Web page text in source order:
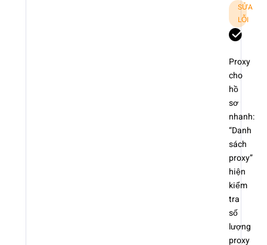
SỬA
LỖI
Proxy
cho
hồ
sơ
nhanh:
“Danh
sách
proxy”
hiện
kiểm
tra
số
lượng
proxy